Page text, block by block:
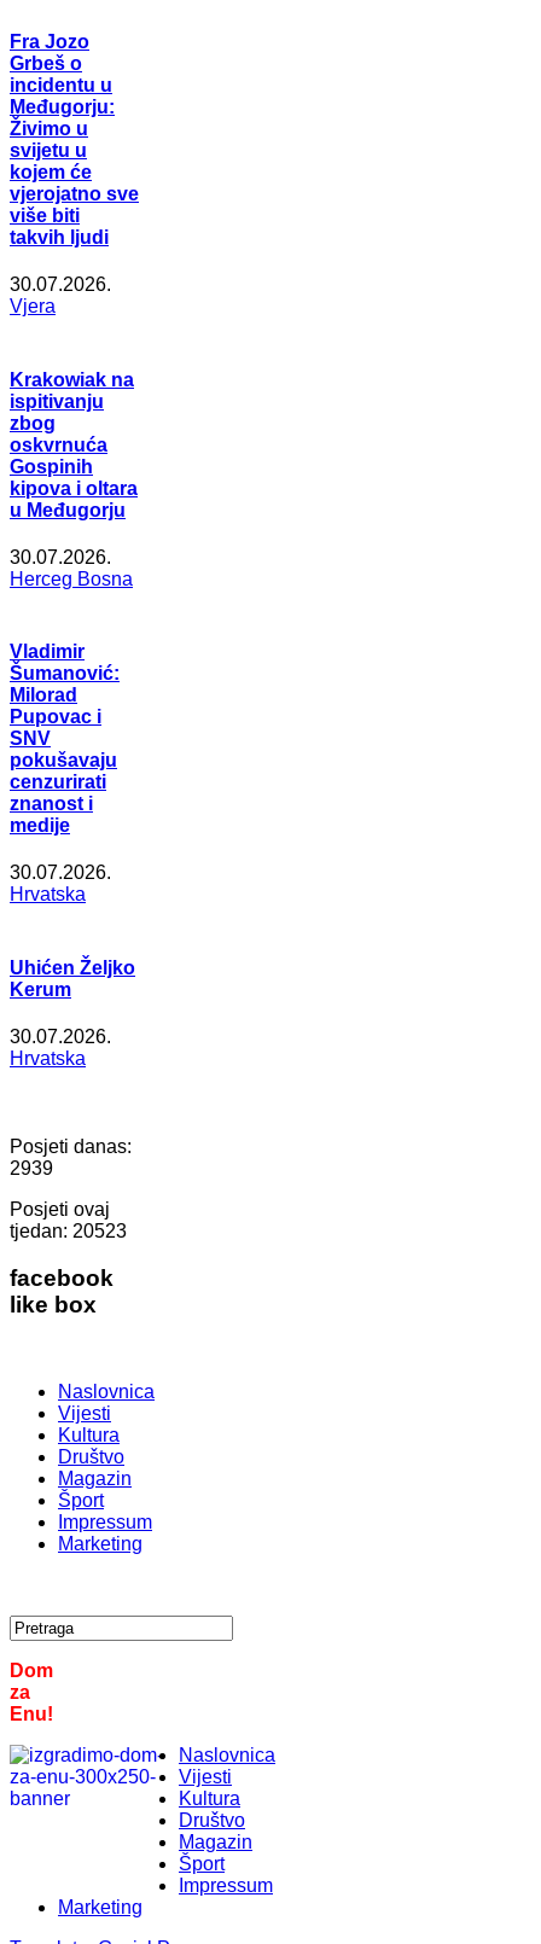
Fra Jozo
Grbeš o
incidentu u
Međugorju:
Živimo u
svijetu u
kojem će
vjerojatno sve
više biti
takvih ljudi
30.07.2026.
Vjera
Krakowiak na
ispitivanju
zbog
oskvrnuća
Gospinih
kipova i oltara
u Međugorju
30.07.2026.
Herceg Bosna
Vladimir
Šumanović:
Milorad
Pupovac i
SNV
pokušavaju
cenzurirati
znanost i
medije
30.07.2026.
Hrvatska
Uhićen Željko
Kerum
30.07.2026.
Hrvatska
Posjeti danas:
2939
Posjeti ovaj
tjedan: 20523
facebook
like box
Naslovnica
Vijesti
Kultura
Društvo
Magazin
Šport
Impressum
Marketing
Dom
za
Enu!
Naslovnica
Vijesti
Kultura
Društvo
Magazin
Šport
Impressum
Marketing